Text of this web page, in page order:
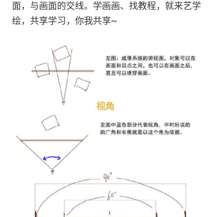
面，与画面的交线。学画画、找教程，就来艺学
绘，共享学习，你我共享~